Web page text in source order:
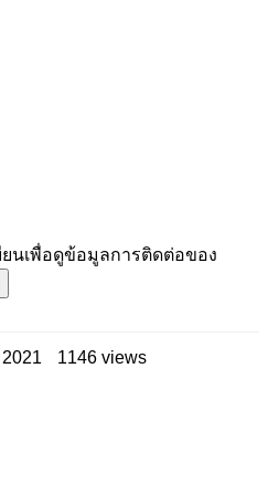
นเพื่อดูข้อมูลการติดต่อของ
1146 views